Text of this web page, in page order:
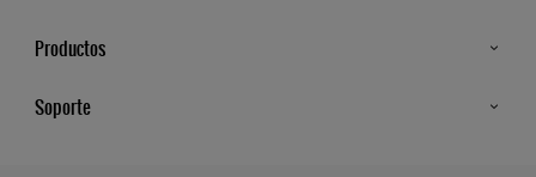
Productos
Soporte